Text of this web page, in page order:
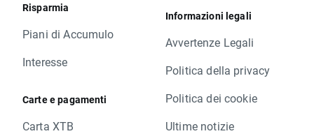
Risparmia
Piani di Accumulo
Interesse
Carte e pagamenti
Carta XTB
Informazioni legali
Avvertenze Legali
Politica della privacy
Politica dei cookie
Ultime notizie